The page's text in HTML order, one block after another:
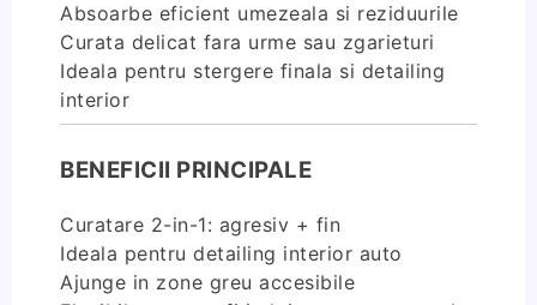
Absoarbe eficient umezeala si reziduurile
Curata delicat fara urme sau zgarieturi
Ideala pentru stergere finala si detailing
interior
BENEFICII PRINCIPALE
Curatare 2-in-1: agresiv + fin
Ideala pentru detailing interior auto
Ajunge in zone greu accesibile